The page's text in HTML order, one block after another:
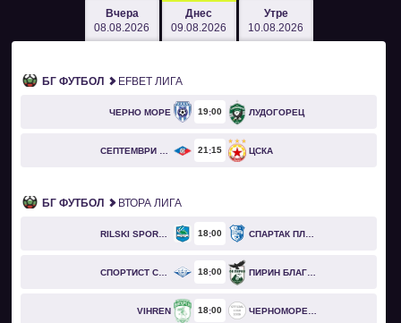
Вчера
08.08.2026
Днес
09.08.2026
Утре
10.08.2026
БГ ФУТБОЛ EFBET ЛИГА
ЧЕРНО МОРЕ 19 00 ЛУДОГОРЕЦ
СЕПТЕМВРИ СОФИЯ 21 15 ЦСКА
БГ ФУТБОЛ ВТОРА ЛИГА
RILSKI SPORTIST 18 00 СПАРТАК ПЛЕВЕН
СПОРТИСТ СВОГЕ 18 00 ПИРИН БЛАГОЕВГРАД
VIHREN 18 00 ЧЕРНОМОРЕЦ БУРГАС